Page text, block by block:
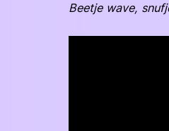
Beetje wave,